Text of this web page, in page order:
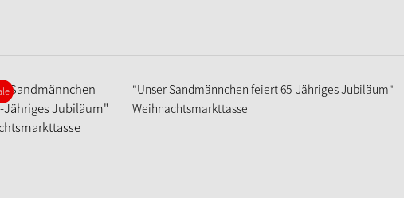
"Unser Sandmännchen feiert 65-Jähriges Jubiläum"
Weihnachtsmarkttasse